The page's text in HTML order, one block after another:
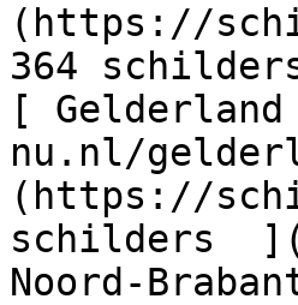
(https://
364
[
nu.nl/
(https://
schilders
Noord-